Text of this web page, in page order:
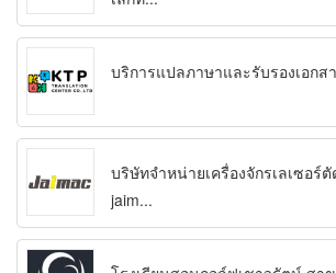
บริการแปลภาษาและรับรองเอกส
บริษัทจำหน่ายเครื่องจักรเลเซอร์
jaim...